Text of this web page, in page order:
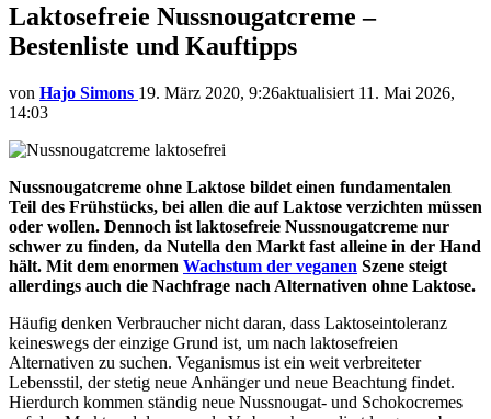
Laktosefreie Nussnougatcreme –
Bestenliste und Kauftipps
von Hajo Simons 19. März 2020, 9:26aktualisiert 11. Mai 2026,
14:03
Nussnougatcreme ohne Laktose bildet einen fundamentalen
Teil des Frühstücks, bei allen die auf Laktose verzichten müssen
oder wollen. Dennoch ist laktosefreie Nussnougatcreme nur
schwer zu finden, da Nutella den Markt fast alleine in der Hand
hält. Mit dem enormen Wachstum der veganen Szene steigt
allerdings auch die Nachfrage nach Alternativen ohne Laktose.
Häufig denken Verbraucher nicht daran, dass Laktoseintoleranz
keineswegs der einzige Grund ist, um nach laktosefreien
Alternativen zu suchen. Veganismus ist ein weit verbreiteter
Lebensstil, der stetig neue Anhänger und neue Beachtung findet.
Hierdurch kommen ständig neue Nussnougat- und Schokocremes